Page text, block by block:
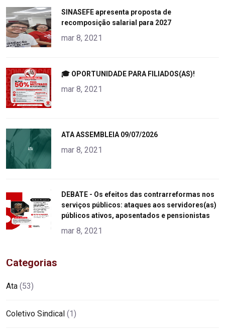
alt="product">
SINASEFE apresenta proposta de
recomposição salarial para 2027
mar 8, 2021
alt="product">
🎓 OPORTUNIDADE PARA FILIADOS(AS)!
mar 8, 2021
alt="product">
ATA ASSEMBLEIA 09/07/2026
mar 8, 2021
alt="product">
DEBATE - Os efeitos das contrarreformas nos
serviços públicos: ataques aos servidores(as)
públicos ativos, aposentados e pensionistas
mar 8, 2021
Categorias
Ata (53)
Coletivo Sindical (1)